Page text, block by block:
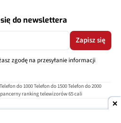
do newslettera
Zapisz się
zgodę na przesyłanie informacji
Telefon do 1000Telefon do 1500Telefon do 2000
ranking telewizorów 65 cali